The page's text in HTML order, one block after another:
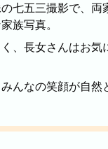
町 新宮町 古賀
市 宇美町
九州市八幡西区
北区
北九州市小
七五三撮影で、両
族写真。
、長女さんはお気
んなの笑顔が自然